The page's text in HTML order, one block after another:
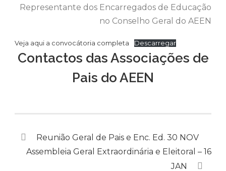
Representante dos Encarregados de Educação
no Conselho Geral do AEEN
Veja aqui a convocátoria completa Descarregar
Contactos das Associações de
Pais do AEEN
Reunião Geral de Pais e Enc. Ed. 30 NOV
Assembleia Geral Extraordinária e Eleitoral – 16
JAN